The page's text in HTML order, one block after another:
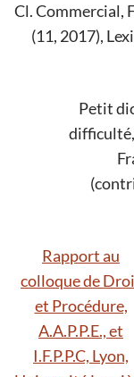
Cl. Commercial,
(11, 2017),
Petit
Rapport au
colloque de
et Procédure,
A.A.P.P.E., et
I.F.P.P.C, Lyon,